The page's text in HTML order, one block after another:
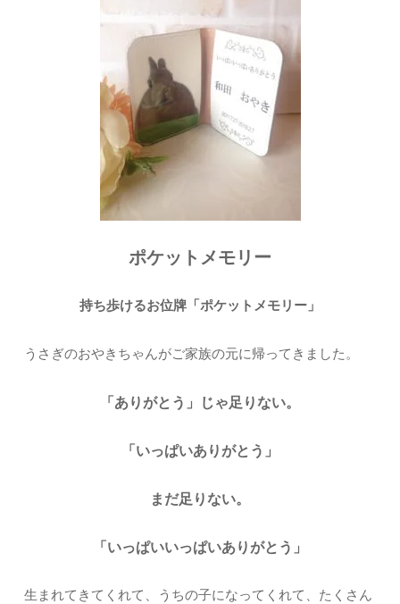
ポケットメモリー
持ち歩けるお位牌「ポケットメモリー」
うさぎのおやきちゃんがご家族の元に帰ってきました。
「ありがとう」じゃ足りない。
「いっぱいありがとう」
まだ足りない。
「いっぱいいっぱいありがとう」
生まれてきてくれて、うちの子になってくれて、たくさん